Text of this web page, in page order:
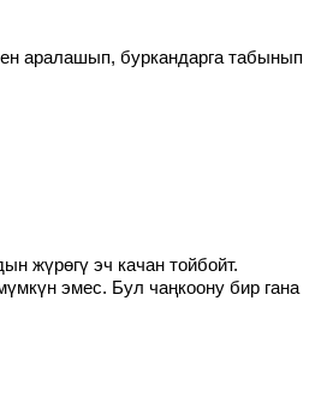
аралашып, буркандарга табынып
жүрөгү эч качан тойбойт.
эмес. Бул чаңкоону бир гана